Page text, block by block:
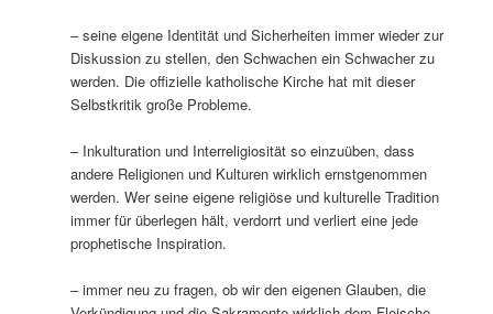
– seine eigene Identität und Sicherheiten immer wieder zur
Diskussion zu stellen, den Schwachen ein Schwacher zu
werden. Die offizielle katholische Kirche hat mit dieser
Selbstkritik große Probleme.
– Inkulturation und Interreligiosität so einzuüben, dass
andere Religionen und Kulturen wirklich ernstgenommen
werden. Wer seine eigene religiöse und kulturelle Tradition
immer für überlegen hält, verdorrt und verliert eine jede
prophetische Inspiration.
– immer neu zu fragen, ob wir den eigenen Glauben, die